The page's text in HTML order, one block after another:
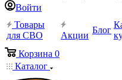
Войти
Товары
для СВО
Акции
Блог
Корзина 0
Каталог